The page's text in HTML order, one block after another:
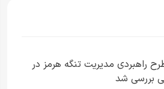
راهبردی مدیریت تنگه هرمز در
بررسی شد